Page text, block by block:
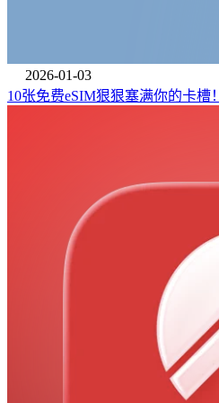
2026-01-03
10张免费eSIM狠狠塞满你的卡槽！